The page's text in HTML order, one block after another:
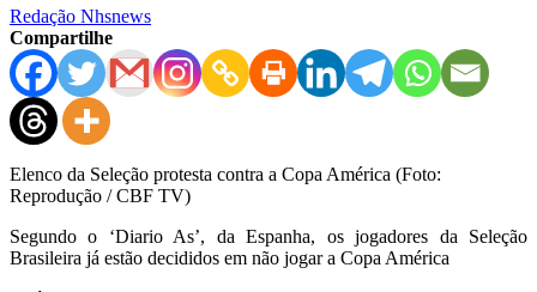
Redação Nhsnews
Compartilhe
Elenco da Seleção protesta contra a Copa América (Foto:
Reprodução / CBF TV)
Segundo o ‘Diario As’, da Espanha, os jogadores da Seleção
Brasileira já estão decididos em não jogar a Copa América